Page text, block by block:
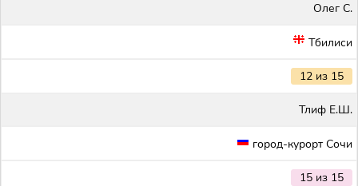
Олег С.
Тбилиси
12 из 15
Тлиф Е.Ш.
город-курорт Сочи
15 из 15